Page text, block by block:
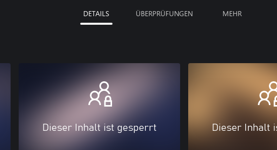
DETAILS ÜBERPRÜFUNGEN MEHR
Dieser Inhalt ist gesperrt Dieser Inhalt